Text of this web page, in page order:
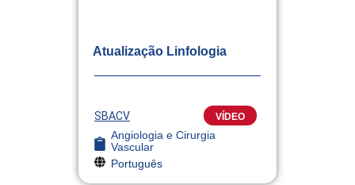
Atualização Linfologia
SBACV VÍDEO
Angiologia e Cirurgia
Vascular
Português